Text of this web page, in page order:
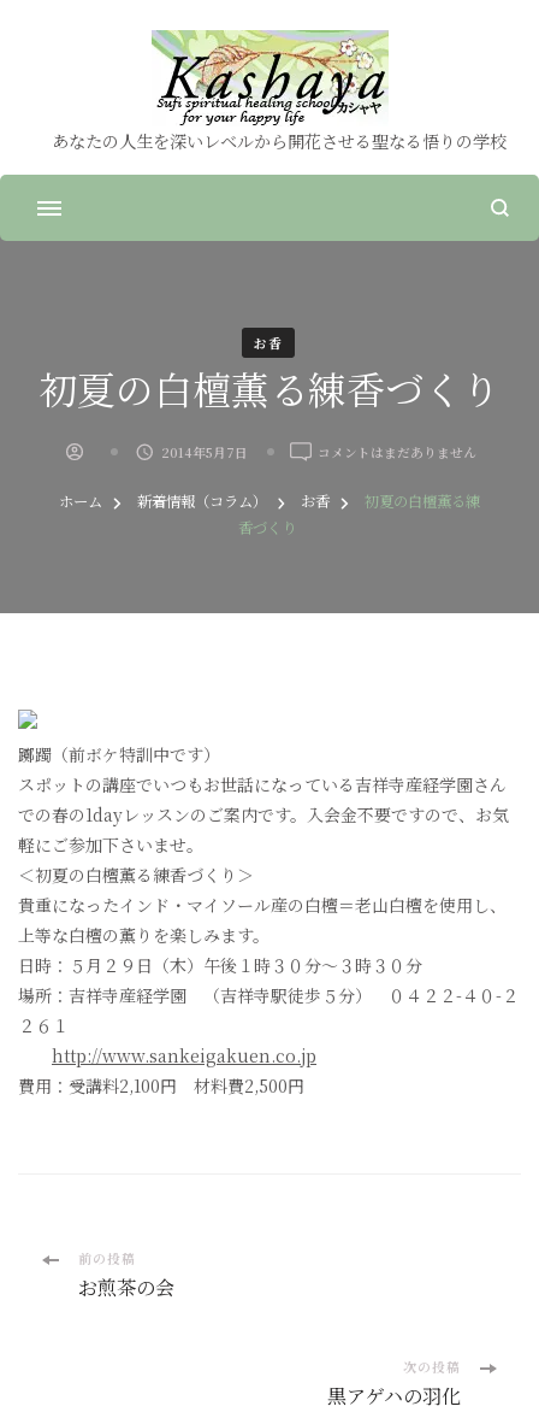
あなたの人生を深いレベルから開花させる聖なる悟りの学校
お香
初夏の白檀薫る練香づくり
2014年5月7日
初
の
練
コメントはまだありません
ホーム 新着情報（コラム） お香
初夏の白檀薫る練
香づくり
躑躅（前ボケ特訓中です）
スポットの講座でいつもお世話になっている吉祥寺産経学園さん
での春の1dayレッスンのご案内です。入会金不要ですので、お気
軽にご参加下さいませ。
＜初夏の白檀薫る練香づくり＞
貴重になったインド・マイソール産の白檀＝老山白檀を使用し、
上等な白檀の薫りを楽しみます。
日時：５月２９日（木）午後１時３０分～３時３０分
場所：吉祥寺産経学園 （吉祥寺駅徒歩５分） ０４２２-４０-２
２６１
http://www.sankeigakuen.co.jp
費用：受講料2,100円 材料費2,500円
投
前の投稿
お煎茶の会
次の投稿
黒アゲハの羽化